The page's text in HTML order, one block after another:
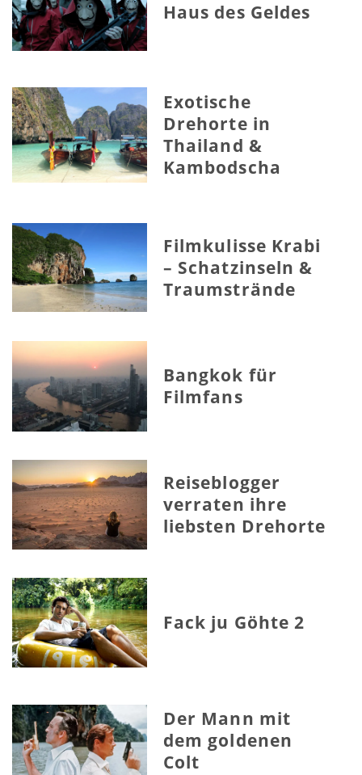
Haus des Geldes
Exotische
Drehorte in
Thailand &
Kambodscha
Filmkulisse Krabi
– Schatzinseln &
Traumstrände
Bangkok für
Filmfans
Reiseblogger
verraten ihre
liebsten Drehorte
Fack ju Göhte 2
Der Mann mit
dem goldenen
Colt